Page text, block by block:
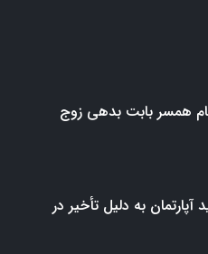
همسر بابت بدهی زوج
آپارتمان به دلیل تأخیر در